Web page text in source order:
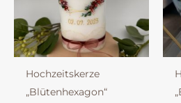
Hochzeitskerze
„Blütenhexagon“